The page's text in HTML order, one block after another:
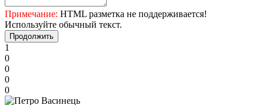
Примечание: HTML разметка не поддерживается!
Используйте обычный текст.
Продолжить
1
0
0
0
0